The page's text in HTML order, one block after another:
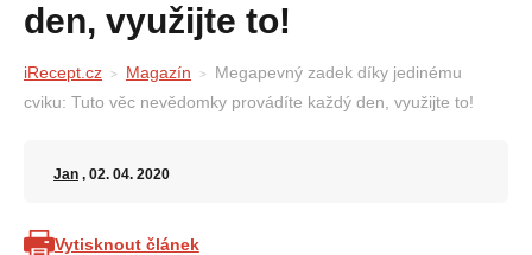
den, využijte to!
iRecept.cz Magazín
Megapevný zadek díky jedinému
cviku: Tuto věc nevědomky provádíte každý den, využijte to!
Jan , 02. 04. 2020
Vytisknout článek